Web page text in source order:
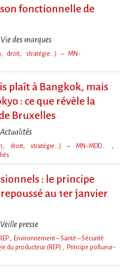
fonctionnelle de
Vie des marques
droit, stratégie…) – MN-
plaît à Bangkok, mais
: ce que révèle la
Bruxelles
Actualités
droit, stratégie…) – MN-MDD…
: le principe
au 1er janvier
Veille presse
Environnement – Santé – Sécurité
du producteur (REP)
Principe pollueur-